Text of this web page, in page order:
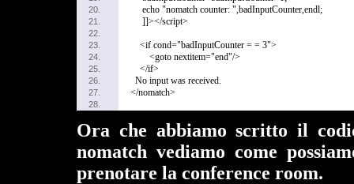
20. echo "nomatch counter: ",badInputCounter,endl;
21. ]]></script>
22.
23.
<if cond="badInputCounter = = 3">
24. <goto nextitem="end"/>
25. </if>
26. No input was received.
27. </nomatch>
28.
Ora che abbiamo scritto il
nomatch vediamo come
prenotare la conference room.